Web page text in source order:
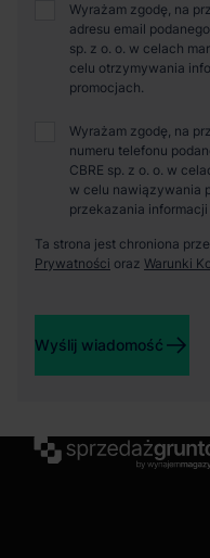
Wyrażam zgodę, na
adresu email
sp. z o. o. w celach
celu otrzymywania
promocjach.
Wyrażam zgodę, na
numeru telefonu
CBRE sp. z o. o. w
w celu nawiązywania
przekazania
Ta strona jest chroniona
Prywatności oraz Warunki
Wyślij wiadomość